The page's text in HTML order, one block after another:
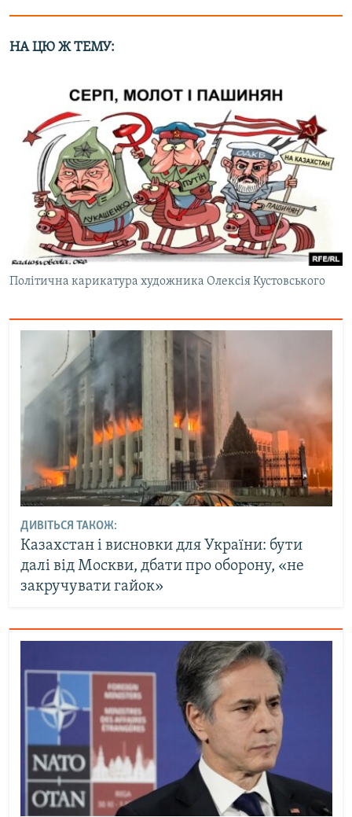
НА ЦЮ Ж ТЕМУ:
Політична карикатура художника Олексія Кустовського
ДИВІТЬСЯ ТАКОЖ:
Казахстан і висновки для України: бути
далі від Москви, дбати про оборону, «не
закручувати гайок»